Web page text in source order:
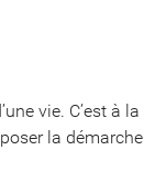
vie. C’est à la
la démarche